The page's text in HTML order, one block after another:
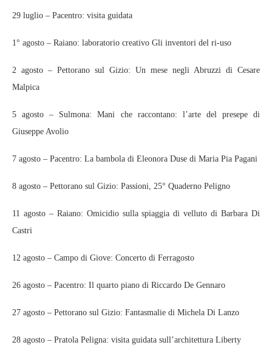
29 luglio – Pacentro: visita guidata
1° agosto – Raiano: laboratorio creativo Gli inventori del ri-uso
2 agosto – Pettorano sul Gizio: Un mese negli Abruzzi di Cesare
Malpica
5 agosto – Sulmona: Mani che raccontano: l’arte del presepe di
Giuseppe Avolio
7 agosto – Pacentro: La bambola di Eleonora Duse di Maria Pia Pagani
8 agosto – Pettorano sul Gizio: Passioni, 25° Quaderno Peligno
11 agosto – Raiano: Omicidio sulla spiaggia di velluto di Barbara Di
Castri
12 agosto – Campo di Giove: Concerto di Ferragosto
26 agosto – Pacentro: Il quarto piano di Riccardo De Gennaro
27 agosto – Pettorano sul Gizio: Fantasmalie di Michela Di Lanzo
28 agosto – Pratola Peligna: visita guidata sull’architettura Liberty